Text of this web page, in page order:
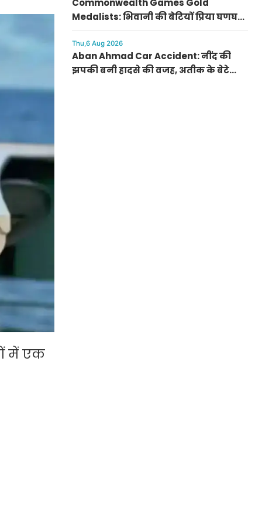
में एक
Commonwealth Games Gold
Medalists: भिवानी की बेटियों प्रिया घणघस
और साक्षी चौधरी ने बॉक्सिंग में रचा इतिहास,
धनाना में मनाई होली
Thu,6 Aug 2026
Aban Ahmad Car Accident: नींद की
झपकी बनी हादसे की वजह, अतीक के बेटे